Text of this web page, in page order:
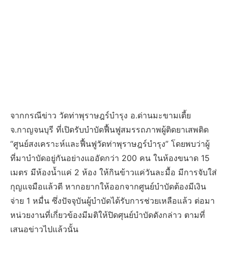
จากกรณีข่าว วัดท่าพุราษฎร์บำรุง อ.ด่านมะขามเตี้ย
จ.กาญจนบุรี ที่เปิดรับบำบัดฟื้นฟูสมรรถภาพผู้ติดยาเสพติด
“ศูนย์สงเคราะห์และฟื้นฟูวัดท่าพุราษฎร์บำรุง” โดยพบว่าผู้
ที่มาบำบัดอยู่กันอย่างแออัดกว่า 200 คน ในห้องขนาด 15
เมตร มีห้องน้ำแค่ 2 ห้อง ให้กินข้าวแค่วันละมื้อ มีการจับใส่
กุญแจมือแล้วตี หากอยากให้ออกจากศูนย์บำบัดต้องมีเงิน
จ่าย 1 หมื่น ซึ่งปัจจุบันผู้บำบัดได้รับการช่วยเหลือแล้ว ต่อมา
หน่วยงานที่เกี่ยวข้องมีมติให้ปิดศุนย์บำบัดดังกล่าว ตามที่
เสนอข่าวไปแล้วนั้น